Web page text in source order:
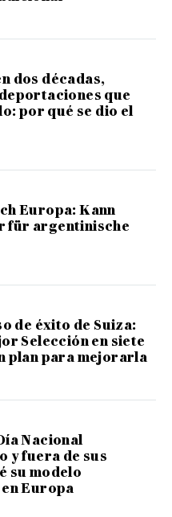
dos décadas,
que
por qué se dio el
Europa: Kann
für argentinische
de éxito de Suiza:
Selección en siete
plan para mejorarla
Nacional
y fuera de sus
su modelo
Europa